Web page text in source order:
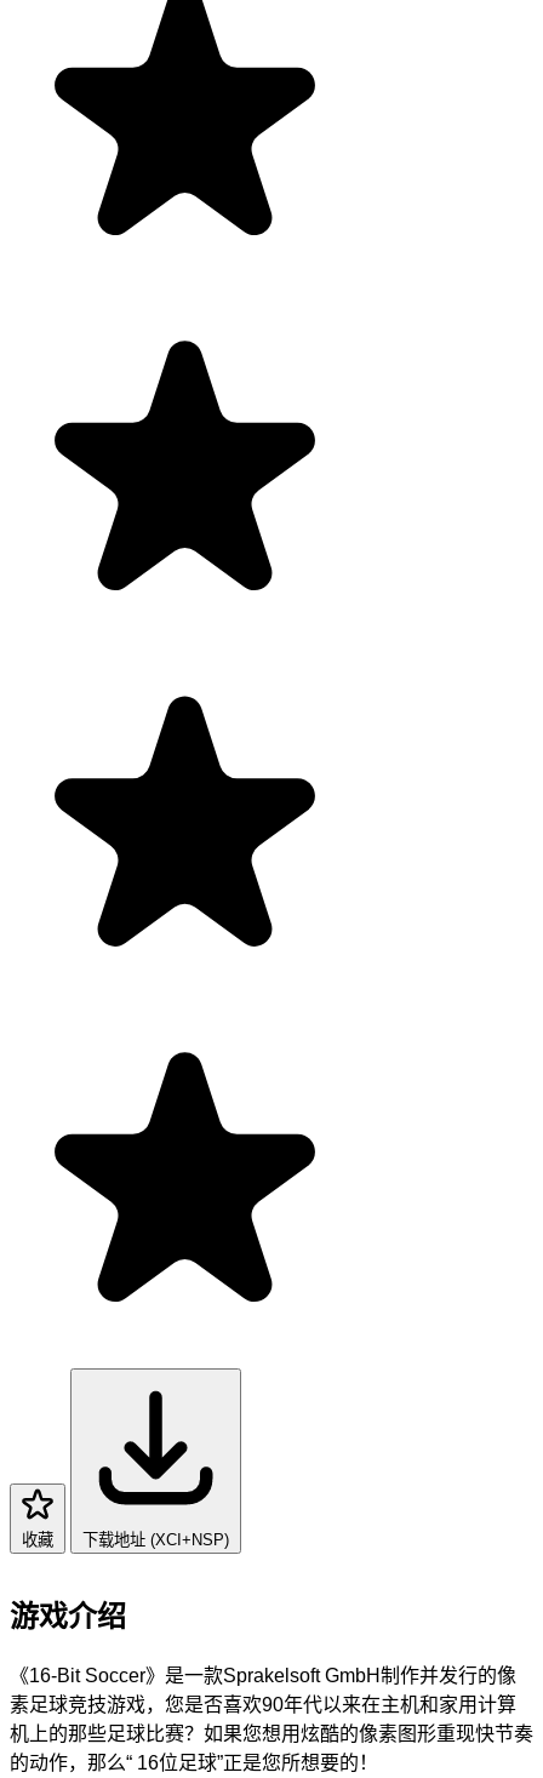
收藏 下载地址 (XCI+NSP)
游戏介绍
《16-Bit Soccer》是一款Sprakelsoft GmbH制作并发行的像
素足球竞技游戏，您是否喜欢90年代以来在主机和家用计算
机上的那些足球比赛？如果您想用炫酷的像素图形重现快节奏
的动作，那么“ 16位足球”正是您所想要的！